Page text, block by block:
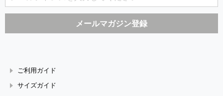
ご利用ガイド
サイズガイド